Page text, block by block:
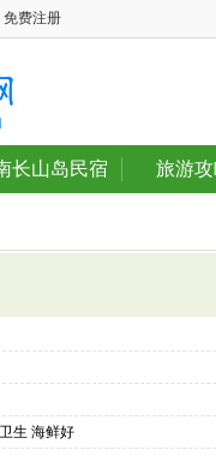
免费注册
长山岛民宿 旅游
生 海鲜好